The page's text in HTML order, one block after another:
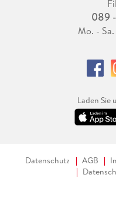
089
Mo. -
Laden Sie
Datenschutz AGB